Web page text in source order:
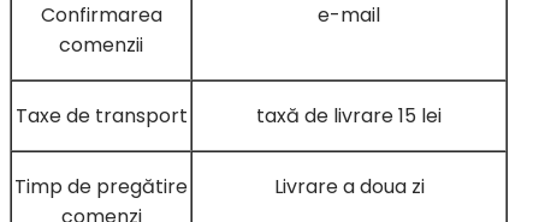
Confirmarea
comenzii
e-mail
Taxe de transport taxă de livrare 15 lei
Timp de pregătire
Livrare a doua zi